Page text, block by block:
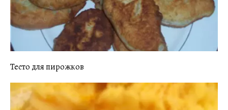
Тесто для пирожков